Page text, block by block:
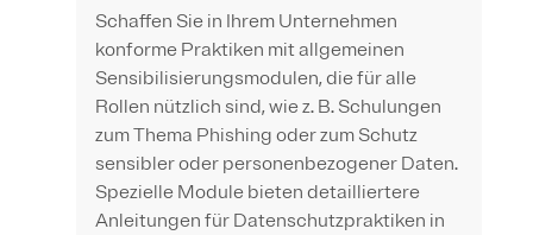
Schaffen Sie in Ihrem Unternehmen
konforme Praktiken mit allgemeinen
Sensibilisierungsmodulen, die für alle
Rollen nützlich sind, wie z. B. Schulungen
zum Thema Phishing oder zum Schutz
sensibler oder personenbezogener Daten.
Spezielle Module bieten detailliertere
Anleitungen für Datenschutzpraktiken in